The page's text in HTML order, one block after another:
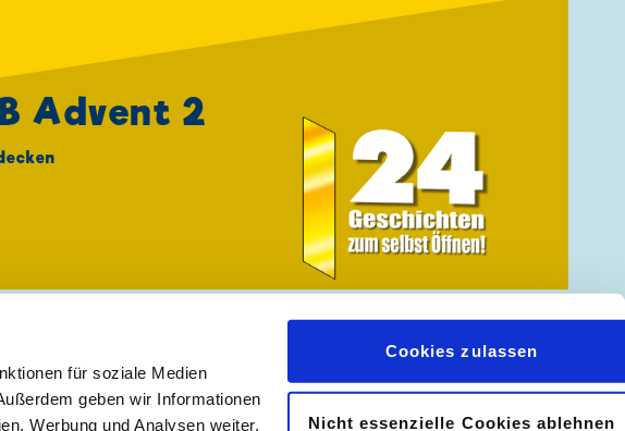
für soziale Medien
geben wir Informationen
Werbung und Analysen weiter.
Cookies zulassen
Nicht essenzielle Cookies ablehnen
Advent 2